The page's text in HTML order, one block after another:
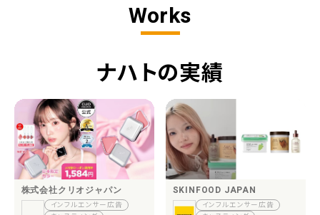
Works
ナハトの実績
株式会社クリオジャパン
インフルエンサー広告
SKINFOOD JAPAN
インフルエンサー広告